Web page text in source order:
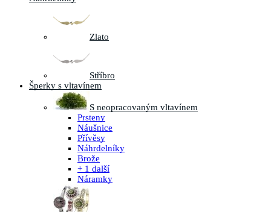
Zlato
Stříbro
Šperky s vltavínem
S neopracovaným vltavínem
Prsteny
Náušnice
Přívěsy
Náhrdelníky
Brože
+ 1 další
Náramky